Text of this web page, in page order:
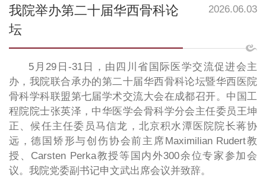
我院举办第二十届华西骨科论
坛
2026.06.03
5月29日-31日，由四川省国际医学交流促进会主
办，我院联合承办的第二十届华西骨科论坛暨华西医院
骨科学科联盟第七届学术交流大会在成都召开。中国工
程院院士张英泽，中华医学会骨科学分会主任委员王坤
正、候任主任委员马信龙，北京积水潭医院院长蒋协
远，德国矫形与创伤协会前主席Maximilian Rudert教
授、Carsten Perka教授等国内外300余位专家参加会
议。我院党委副书记申文武出席会议并致辞。